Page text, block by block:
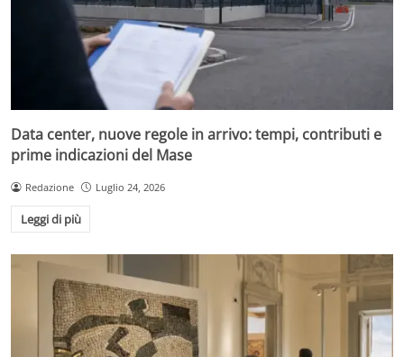
Data center, nuove regole in arrivo: tempi, contributi e
prime indicazioni del Mase
Redazione Luglio 24, 2026
Leggi di più